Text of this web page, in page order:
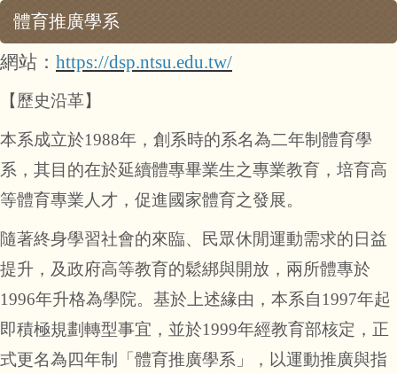
體育推廣學系
網站： https://dsp.ntsu.edu.tw/
【歷史沿革】
本系成立於1988年，創系時的系名為二年制體育學
系，其目的在於延續體專畢業生之專業教育，培育高
等體育專業人才，促進國家體育之發展。
隨著終身學習社會的來臨、民眾休閒運動需求的日益
提升，及政府高等教育的鬆綁與開放，兩所體專於
1996年升格為學院。基於上述緣由，本系自1997年起
即積極規劃轉型事宜，並於1999年經教育部核定，正
式更名為四年制「體育推廣學系」，以運動推廣與指